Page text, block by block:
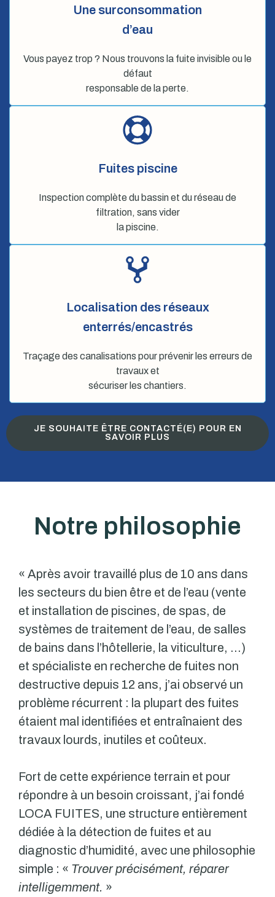
Une surconsommation
d’eau
Vous payez trop ? Nous trouvons la fuite invisible ou le
défaut
responsable de la perte.
Fuites piscine
Inspection complète du bassin et du réseau de
filtration, sans vider
la piscine.
Localisation des réseaux
enterrés/encastrés
Traçage des canalisations pour prévenir les erreurs de
travaux et
sécuriser les chantiers.
JE SOUHAITE ÊTRE CONTACTÉ(E) POUR EN
SAVOIR PLUS
Notre philosophie
« Après avoir travaillé plus de 10 ans dans
les secteurs du bien être et de l’eau (vente
et installation de piscines, de spas, de
systèmes de traitement de l’eau, de salles
de bains dans l’hôtellerie, la viticulture, …)
et spécialiste en recherche de fuites non
destructive depuis 12 ans, j’ai observé un
problème récurrent : la plupart des fuites
étaient mal identifiées et entraînaient des
travaux lourds, inutiles et coûteux.
Fort de cette expérience terrain et pour
répondre à un besoin croissant, j’ai fondé
LOCA FUITES, une structure entièrement
dédiée à la détection de fuites et au
diagnostic d’humidité, avec une philosophie
simple : « Trouver précisément, réparer
intelligemment. »